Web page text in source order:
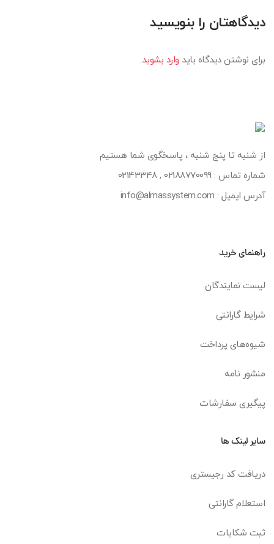
دیدگاهتان را بنویسید
برای نوشتن دیدگاه باید وارد بشوید.
از شنبه تا پنج شنبه ، پاسخگوی شما هستیم
شماره تماس :02188770099
,
02143348
آدرس ایمیل : info@almassystem.com
راهنمای خرید
لیست نمایندگان
شرایط گارانتی
شیوه‌های پرداخت
منشور نامه
پیگیری سفارشات
سایر لینک ها
دریافت کد رجیستری
استعلام گارانتی
ثبت شکایات